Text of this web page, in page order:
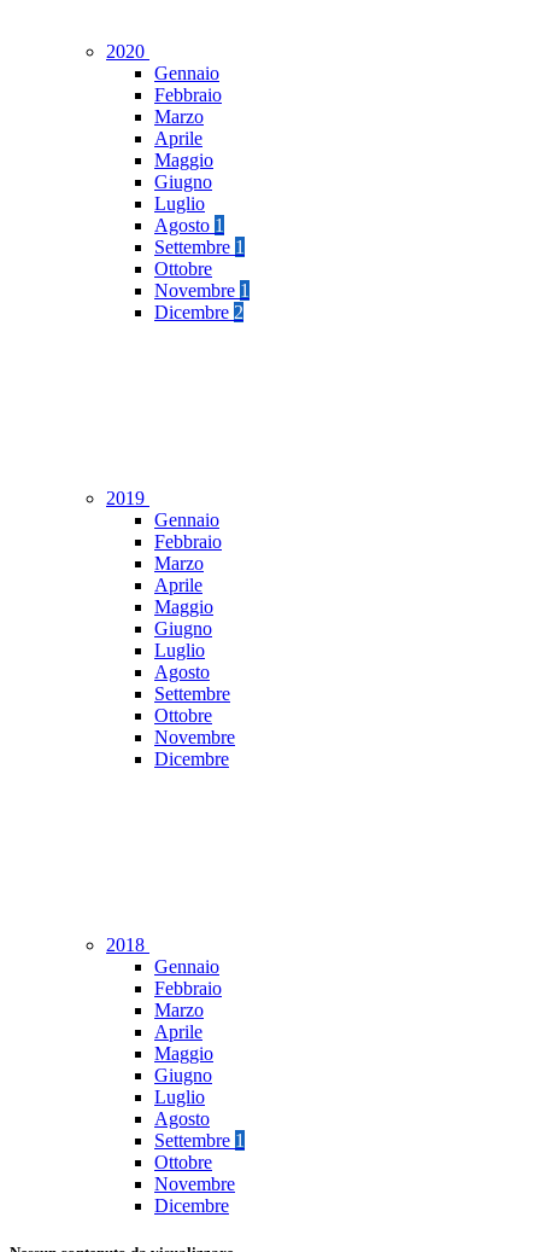
2020
Gennaio
Febbraio
Marzo
Aprile
Maggio
Giugno
Luglio
Agosto 1
Settembre 1
Ottobre
Novembre 1
Dicembre 2
2019
Gennaio
Febbraio
Marzo
Aprile
Maggio
Giugno
Luglio
Agosto
Settembre
Ottobre
Novembre
Dicembre
2018
Gennaio
Febbraio
Marzo
Aprile
Maggio
Giugno
Luglio
Agosto
Settembre 1
Ottobre
Novembre
Dicembre